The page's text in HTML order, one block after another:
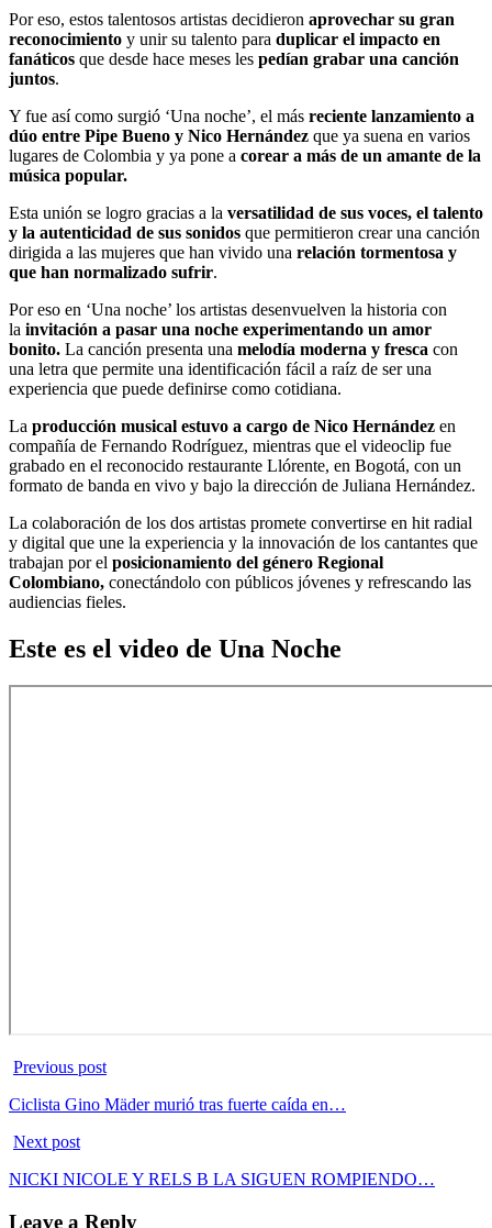
Por eso, estos talentosos artistas decidieron aprovechar su gran
reconocimiento y unir su talento para duplicar el impacto en
fanáticos que desde hace meses les pedían grabar una canción
juntos.
Y fue así como surgió ‘Una noche’, el más reciente lanzamiento a
dúo entre Pipe Bueno y Nico Hernández que ya suena en varios
lugares de Colombia y ya pone a corear a más de un amante de la
música popular.
Esta unión se logro gracias a la versatilidad de sus voces, el talento
y la autenticidad de sus sonidos que permitieron crear una canción
dirigida a las mujeres que han vivido una relación tormentosa y
que han normalizado sufrir.
Por eso en ‘Una noche’ los artistas desenvuelven la historia con
la invitación a pasar una noche experimentando un amor
bonito. La canción presenta una melodía moderna y fresca con
una letra que permite una identificación fácil a raíz de ser una
experiencia que puede definirse como cotidiana.
La producción musical estuvo a cargo de Nico Hernández en
compañía de Fernando Rodríguez, mientras que el videoclip fue
grabado en el reconocido restaurante Llórente, en Bogotá, con un
formato de banda en vivo y bajo la dirección de Juliana Hernández.
La colaboración de los dos artistas promete convertirse en hit radial
y digital que une la experiencia y la innovación de los cantantes que
trabajan por el posicionamiento del género Regional
Colombiano, conectándolo con públicos jóvenes y refrescando las
audiencias fieles.
Este es el video de Una Noche
Previous post
Ciclista Gino Mäder murió tras fuerte caída en…
Next post
NICKI NICOLE Y RELS B LA SIGUEN ROMPIENDO…
Leave a Reply